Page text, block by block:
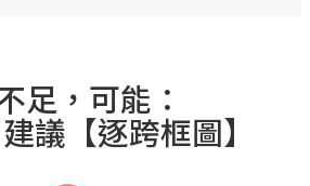
足，可能：
【逐跨框圖】